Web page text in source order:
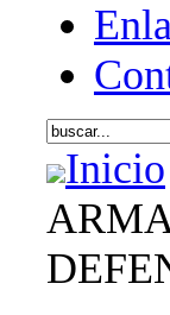
Inicio